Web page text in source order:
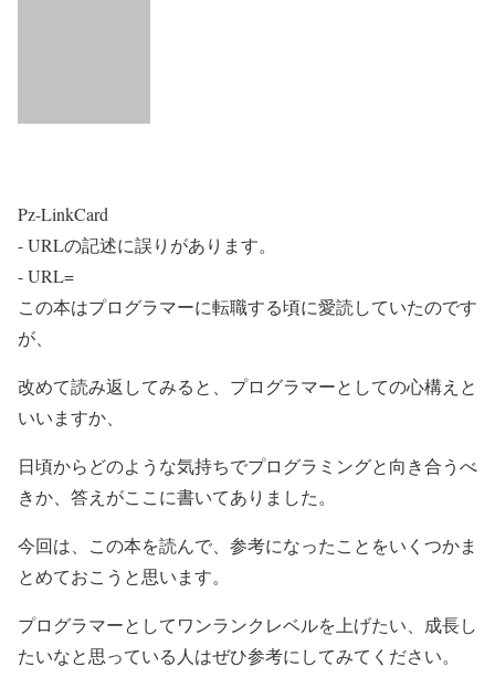
Pz-LinkCard
- URLの記述に誤りがあります。
- URL=
この本はプログラマーに転職する頃に愛読していたのです
が、
改めて読み返してみると、プログラマーとしての心構えと
いいますか、
日頃からどのような気持ちでプログラミングと向き合うべ
きか、答えがここに書いてありました。
今回は、この本を読んで、参考になったことをいくつかま
とめておこうと思います。
プログラマーとしてワンランクレベルを上げたい、成長し
たいなと思っている人はぜひ参考にしてみてください。